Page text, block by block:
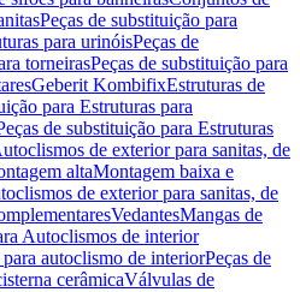
Peças de substituição para
para urinóisPeças de
torneirasPeças de substituição para
Geberit KombifixEstruturas de
para Estruturas para
de substituição para Estruturas
de exterior para sanitas, de
altaMontagem baixa e
de exterior para sanitas, de
VedantesMangas de
Autoclismos de interior
autoclismo de interiorPeças de
cerâmicaVálvulas de